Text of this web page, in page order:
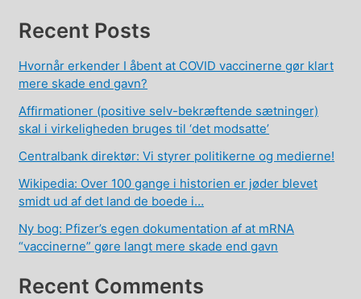
Recent Posts
Hvornår erkender I åbent at COVID vaccinerne gør klart
mere skade end gavn?
Affirmationer (positive selv-bekræftende sætninger)
skal i virkeligheden bruges til ‘det modsatte’
Centralbank direktør: Vi styrer politikerne og medierne!
Wikipedia: Over 100 gange i historien er jøder blevet
smidt ud af det land de boede i…
Ny bog: Pfizer’s egen dokumentation af at mRNA
“vaccinerne” gøre langt mere skade end gavn
Recent Comments